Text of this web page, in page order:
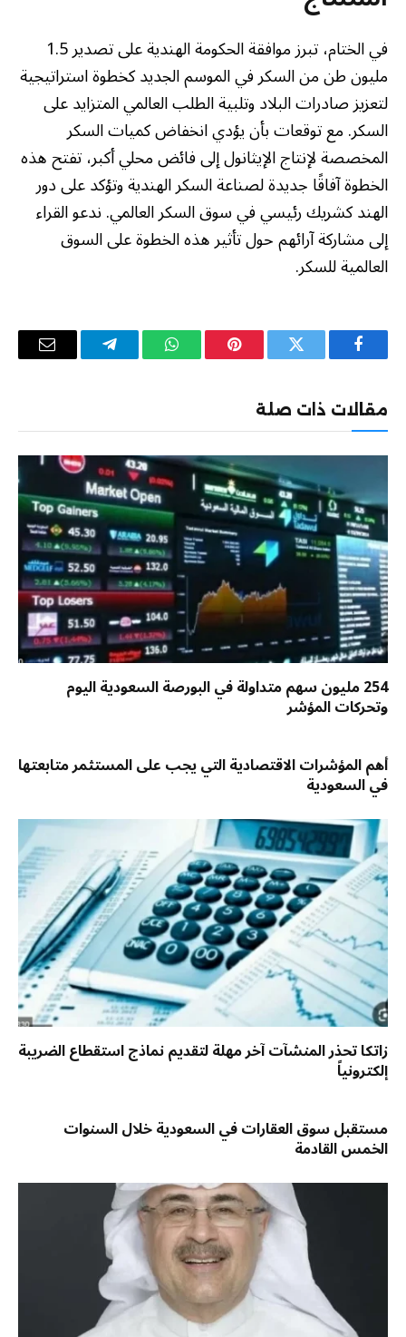
في الختام، تبرز موافقة الحكومة الهندية على تصدير 1.5
مليون طن من السكر في الموسم الجديد كخطوة استراتيجية
لتعزيز صادرات البلاد وتلبية الطلب العالمي المتزايد على
السكر. مع توقعات بأن يؤدي انخفاض كميات السكر
المخصصة لإنتاج الإيثانول إلى فائض محلي أكبر، تفتح هذه
الخطوة آفاقًا جديدة لصناعة السكر الهندية وتؤكد على دور
الهند كشريك رئيسي في سوق السكر العالمي. ندعو القراء
إلى مشاركة آرائهم حول تأثير هذه الخطوة على السوق
العالمية للسكر.
فيسبوك تويتر بينتيريستواتساب تيلقرام
البريد
مقالات ذات صلة
254 مليون سهم متداولة في البورصة السعودية اليوم
وتحركات المؤشر
أهم المؤشرات الاقتصادية التي يجب على المستثمر متابعتها
في السعودية
زاتكا تحذر المنشآت آخر مهلة لتقديم نماذج استقطاع الضريبة
إلكترونياً
مستقبل سوق العقارات في السعودية خلال السنوات
الخمس القادمة